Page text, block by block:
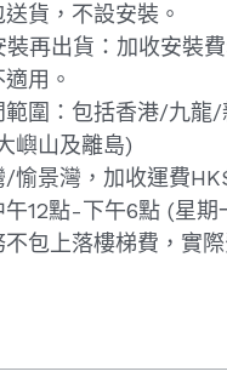
貨，不設安裝。
再出貨：加收安裝費
用。
圍：包括香港/九龍
嶼山及離島)
愉景灣，加收運費
12點-下午6點 (星期
包上落樓梯費，實